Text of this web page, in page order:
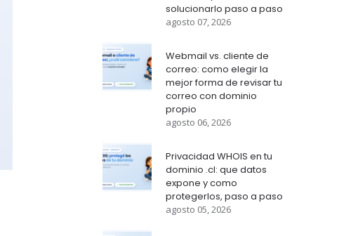
solucionarlo paso a paso
agosto 07, 2026
Webmail vs. cliente de
correo: como elegir la
mejor forma de revisar tu
correo con dominio
propio
agosto 06, 2026
Privacidad WHOIS en tu
dominio .cl: que datos
expone y como
protegerlos, paso a paso
agosto 05, 2026